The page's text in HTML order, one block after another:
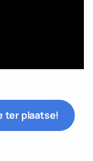
ter plaatse!